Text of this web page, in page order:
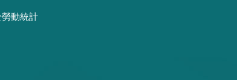
勞動統計